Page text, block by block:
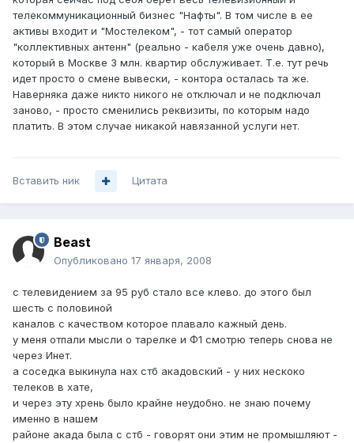
телекоммуникационный бизнес "Нафты". В том числе в ее
активы входит и "Мостелеком", - тот самый оператор
"коллективных антенн" (реально - кабеля уже очень давно),
который в Москве 3 млн. квартир обслуживает. Т.е. тут речь
идет просто о смене вывески, - контора осталась та же.
Наверняка даже никто никого не отключал и не подключал
заново, - просто сменились реквизиты, по которым надо
платить. В этом случае никакой навязанной услуги нет.
Вставить ник Цитата
Beast
Опубликовано 17 января, 2008
с телевидением за 95 руб стало все клево. до этого был
шесть с половиной
каналов с качеством которое плавало кажный день.
у меня отпали мысли о тарелке и Ф1 смотрю теперь снова не
через Инет.
а соседка выкинула нах стб акадовский - у них нескоко
телеков в хате,
и через эту хрень было крайне неудобно. не знаю почему
именно в нашем
районе акада была с стб - говорят они этим не промышляют -